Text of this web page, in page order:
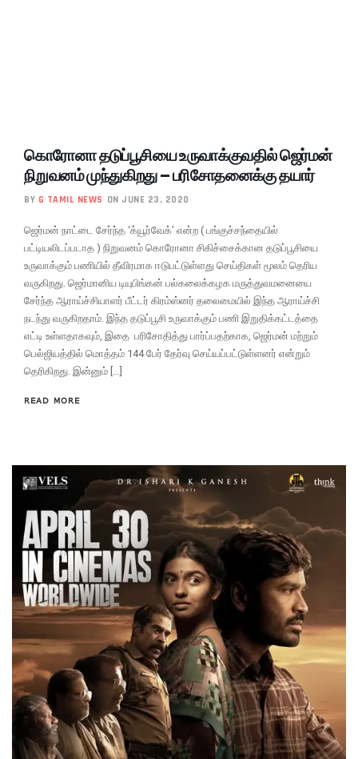
கொரோனா தடுப்பூசியை உருவாக்குவதில் ஜெர்மன்
நிறுவனம் முந்துகிறது – பரிசோதனைக்கு தயார்
BY G TAMIL NEWS ON JUNE 23, 2020
ஜெர்மன் நாட்டை சேர்ந்த ‘க்யூர்வேக்’ என்ற ( பங்குச்சந்தையில்
பட்டியலிடப்படாத ) நிறுவனம் கொரோனா சிகிச்சைக்கான தடுப்பூசியை
உருவாக்கும் பணியில் தீவிரமாக ஈடுபட்டுள்ளது செய்திகள் மூலம் தெரிய
வருகிறது. ஜெர்மானிய டியுபிங்கன் பல்கலைக்கழக மருத்துவமனையை
சேர்ந்த ஆராய்ச்சியாளர் பீட்டர் கிரம்ஸ்னர் தலைமையில் இந்த ஆராய்ச்சி
நடந்து வருகிறதாம். இந்த தடுப்பூசி உருவாக்கும் பணி இறுதிக்கட்டத்தை
எட்டி உள்ளதாகவும், இதை பரிசோதித்து பார்ப்பதற்காக, ஜெர்மன் மற்றும்
பெல்ஜியத்தில் மொத்தம் 144 பேர் தேர்வு செய்யப்பட்டுள்ளனர் என்றும்
தெரிகிறது. இன்னும் […]
READ MORE